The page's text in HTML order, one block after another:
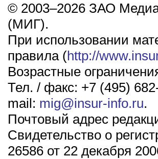
© 2003–2026 ЗАО
(МИГ).
При использовании
правила (http://
Возрастные
Тел. / факс: +7 (495)
mail: mig@insur-info.ru.
Почтовый адрес
Свидетельство о
26586 от 22 декабря